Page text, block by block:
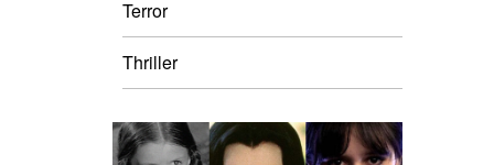
Terror
Thriller